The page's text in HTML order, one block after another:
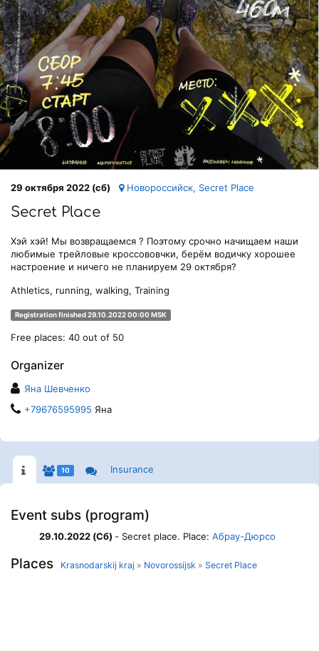
29 октября 2022 (сб) Новороссийск, Secret Place
Secret Place
Хэй хэй! Мы возвращаемся ? Поэтому срочно начищаем наши
любимые трейловые кроссововчки, берём водичку хорошее
настроение и ничего не планируем 29 октября?
Athletics, running, walking, Training
Registration finished 29.10.2022 00:00 MSK
Free places: 40 out of 50
Organizer
Яна Шевченко
+79676595995 Яна
10 Insurance
Event subs (program)
29.10.2022 (Сб) - Secret place. Place: Абрау-Дюрсо
Places Krasnodarskij kraj » Novorossijsk » Secret Place